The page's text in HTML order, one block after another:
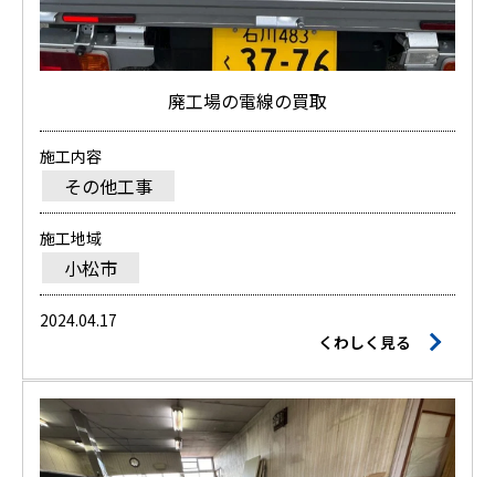
廃工場の電線の買取
施工内容
その他工事
施工地域
小松市
2024.04.17
くわしく見る